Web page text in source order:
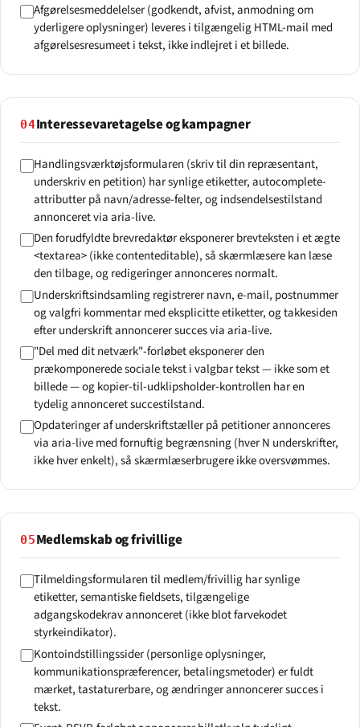
Afgørelsesmeddelelser (godkendt, afvist, anmodning om
yderligere oplysninger) leveres i tilgængelig HTML-mail med
afgørelsesresumeet i tekst, ikke indlejret i et billede.
04Interessevaretagelse og kampagner
Handlingsværktøjsformularen (skriv til din repræsentant,
underskriv en petition) har synlige etiketter, autocomplete-
attributter på navn/adresse-felter, og indsendelsestilstand
annonceret via aria-live.
Den forudfyldte brevredaktør eksponerer brevteksten i et ægte
<textarea> (ikke contenteditable), så skærmlæsere kan læse
den tilbage, og redigeringer annonceres normalt.
Underskriftsindsamling registrerer navn, e-mail, postnummer
og valgfri kommentar med eksplicitte etiketter, og takkesiden
efter underskrift annoncerer succes via aria-live.
"Del med dit netværk"-forløbet eksponerer den
prækomponerede sociale tekst i valgbar tekst — ikke som et
billede — og kopier-til-udklipsholder-kontrollen har en
tydelig annonceret succestilstand.
Opdateringer af underskriftstæller på petitioner annonceres
via aria-live med fornuftig begrænsning (hver N underskrifter,
ikke hver enkelt), så skærmlæserbrugere ikke oversvømmes.
05Medlemskab og frivillige
Tilmeldings­formularen til medlem/frivillig har synlige
etiketter, semantiske fieldsets, tilgængelige
adgangskodekrav annonceret (ikke blot farvekodet
styrkeindikator).
Kontoindstillingssider (personlige oplysninger,
kommunikationspræferencer, betalingsmetoder) er fuldt
mærket, tastaturerbare, og ændringer annoncerer succes i
tekst.